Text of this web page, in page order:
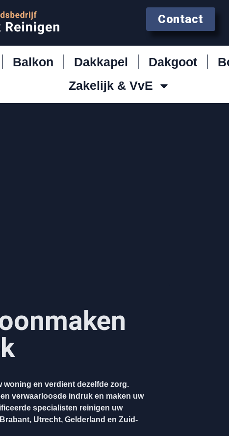
Contact
Balkon Dakkapel Dakgoot
Zakelijk & VvE
en verdient dezelfde zorg.
verwaarloosde indruk en maken uw
specialisten reinigen uw
Utrecht, Gelderland en Zuid-